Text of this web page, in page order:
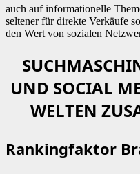
auch auf informationelle
seltener für direkte Verkäufe
den Wert von sozialen
UND SOCIAL
WELTEN
Rankingfaktor